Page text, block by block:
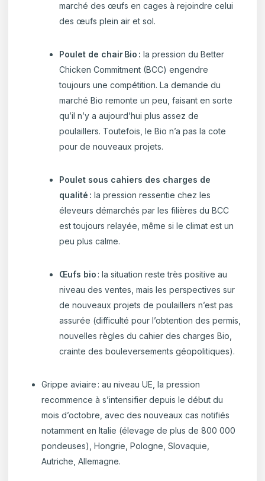
marché des œufs en cages à rejoindre celui
des œufs plein air et sol.
Poulet de chair Bio : la pression du Better
Chicken Commitment (BCC) engendre
toujours une compétition. La demande du
marché Bio remonte un peu, faisant en sorte
qu’il n’y a aujourd’hui plus assez de
poulaillers. Toutefois, le Bio n’a pas la cote
pour de nouveaux projets.
Poulet sous cahiers des charges de
qualité : la pression ressentie chez les
éleveurs démarchés par les filières du BCC
est toujours relayée, même si le climat est un
peu plus calme.
Œufs bio : la situation reste très positive au
niveau des ventes, mais les perspectives sur
de nouveaux projets de poulaillers n’est pas
assurée (difficulté pour l’obtention des permis,
nouvelles règles du cahier des charges Bio,
crainte des bouleversements géopolitiques).
Grippe aviaire : au niveau UE, la pression
recommence à s’intensifier depuis le début du
mois d’octobre, avec des nouveaux cas notifiés
notamment en Italie (élevage de plus de 800 000
pondeuses), Hongrie, Pologne, Slovaquie,
Autriche, Allemagne.